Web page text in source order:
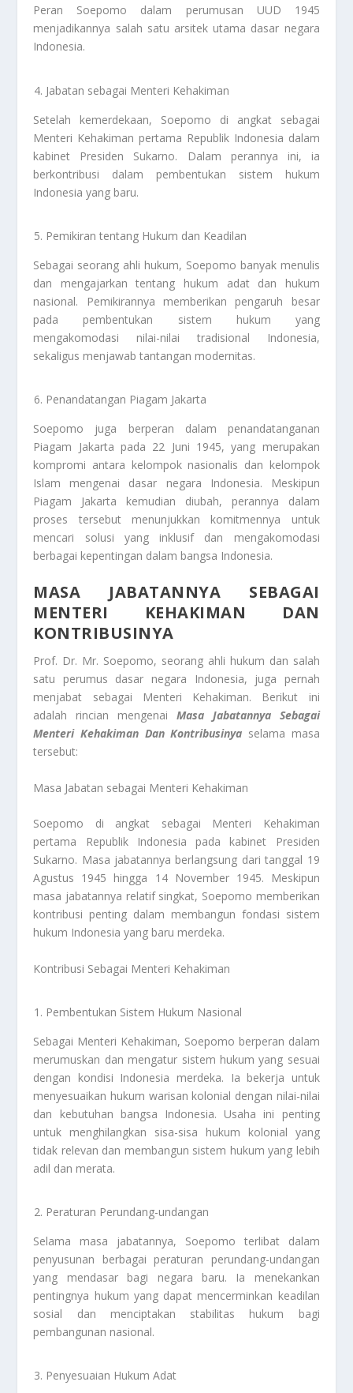
Peran Soepomo dalam perumusan UUD 1945
menjadikannya salah satu arsitek utama dasar negara
Indonesia.
Jabatan sebagai Menteri Kehakiman
Setelah kemerdekaan, Soepomo di angkat sebagai
Menteri Kehakiman pertama Republik Indonesia dalam
kabinet Presiden Sukarno. Dalam perannya ini, ia
berkontribusi dalam pembentukan sistem hukum
Indonesia yang baru.
Pemikiran tentang Hukum dan Keadilan
Sebagai seorang ahli hukum, Soepomo banyak menulis
dan mengajarkan tentang hukum adat dan hukum
nasional. Pemikirannya memberikan pengaruh besar
pada pembentukan sistem hukum yang
mengakomodasi nilai-nilai tradisional Indonesia,
sekaligus menjawab tantangan modernitas.
Penandatangan Piagam Jakarta
Soepomo juga berperan dalam penandatanganan
Piagam Jakarta pada 22 Juni 1945, yang merupakan
kompromi antara kelompok nasionalis dan kelompok
Islam mengenai dasar negara Indonesia. Meskipun
Piagam Jakarta kemudian diubah, perannya dalam
proses tersebut menunjukkan komitmennya untuk
mencari solusi yang inklusif dan mengakomodasi
berbagai kepentingan dalam bangsa Indonesia.
MASA JABATANNYA SEBAGAI
MENTERI KEHAKIMAN DAN
KONTRIBUSINYA
Prof. Dr. Mr. Soepomo, seorang ahli hukum dan salah
satu perumus dasar negara Indonesia, juga pernah
menjabat sebagai Menteri Kehakiman. Berikut ini
adalah rincian mengenai Masa Jabatannya Sebagai
Menteri Kehakiman Dan Kontribusinya selama masa
tersebut:
Masa Jabatan sebagai Menteri Kehakiman
Soepomo di angkat sebagai Menteri Kehakiman
pertama Republik Indonesia pada kabinet Presiden
Sukarno. Masa jabatannya berlangsung dari tanggal 19
Agustus 1945 hingga 14 November 1945. Meskipun
masa jabatannya relatif singkat, Soepomo memberikan
kontribusi penting dalam membangun fondasi sistem
hukum Indonesia yang baru merdeka.
Kontribusi Sebagai Menteri Kehakiman
Pembentukan Sistem Hukum Nasional
Sebagai Menteri Kehakiman, Soepomo berperan dalam
merumuskan dan mengatur sistem hukum yang sesuai
dengan kondisi Indonesia merdeka. Ia bekerja untuk
menyesuaikan hukum warisan kolonial dengan nilai-nilai
dan kebutuhan bangsa Indonesia. Usaha ini penting
untuk menghilangkan sisa-sisa hukum kolonial yang
tidak relevan dan membangun sistem hukum yang lebih
adil dan merata.
Peraturan Perundang-undangan
Selama masa jabatannya, Soepomo terlibat dalam
penyusunan berbagai peraturan perundang-undangan
yang mendasar bagi negara baru. Ia menekankan
pentingnya hukum yang dapat mencerminkan keadilan
sosial dan menciptakan stabilitas hukum bagi
pembangunan nasional.
Penyesuaian Hukum Adat